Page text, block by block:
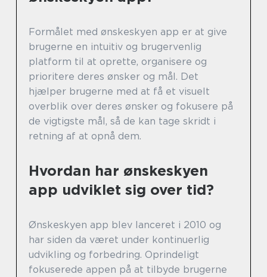
Formålet med ønskeskyen app er at give
brugerne en intuitiv og brugervenlig
platform til at oprette, organisere og
prioritere deres ønsker og mål. Det
hjælper brugerne med at få et visuelt
overblik over deres ønsker og fokusere på
de vigtigste mål, så de kan tage skridt i
retning af at opnå dem.
Hvordan har ønskeskyen
app udviklet sig over tid?
Ønskeskyen app blev lanceret i 2010 og
har siden da været under kontinuerlig
udvikling og forbedring. Oprindeligt
fokuserede appen på at tilbyde brugerne